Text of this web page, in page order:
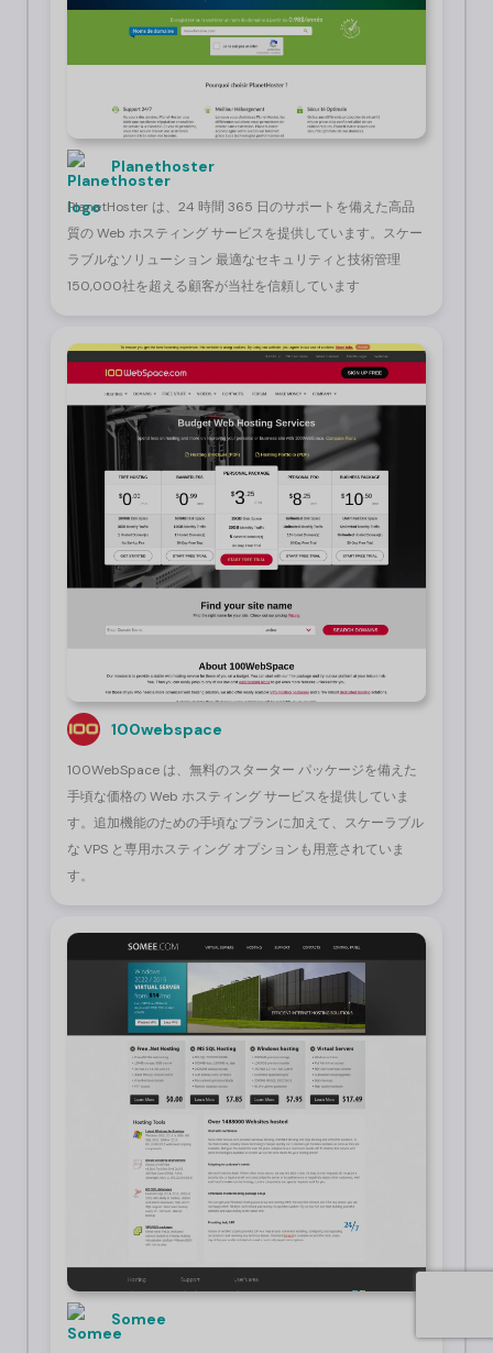
Planethoster
PlanetHoster は、24 時間 365 日のサポートを備えた高品
質の Web ホスティング サービスを提供しています。スケー
ラブルなソリューション 最適なセキュリティと技術管理
150,000社を超える顧客が当社を信頼しています
100webspace
100WebSpace は、無料のスターター パッケージを備えた
手頃な価格の Web ホスティング サービスを提供していま
す。追加機能のための手頃なプランに加えて、スケーラブル
な VPS と専用ホスティング オプションも用意されていま
す。
Somee